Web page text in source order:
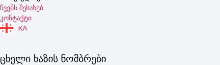
ჩვენს შესახებ
კონტაქტი
KA
ცხელი ხაზის ნომბრები